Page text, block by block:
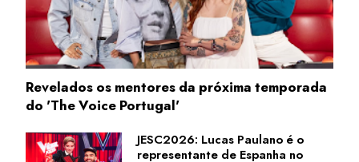
Revelados os mentores da próxima temporada
do 'The Voice Portugal'
JESC2026: Lucas Paulano é o
representante de Espanha no